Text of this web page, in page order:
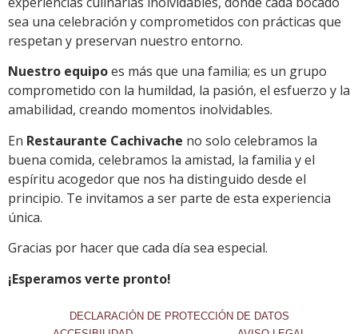
sea una celebración y comprometidos con prácticas que
respetan y preservan nuestro entorno.
Nuestro equipoes más que una familia; es un grupo
comprometido con la humildad, la pasión, el esfuerzo y la
amabilidad, creando momentos inolvidables.
En Restaurante Cachivache no solo celebramos la
buena comida, celebramos la amistad, la familia y el
espíritu acogedor que nos ha distinguido desde el
principio. Te invitamos a ser parte de esta experiencia
única.
Gracias por hacer que cada día sea especial.
¡Esperamos verte pronto!
DECLARACIÓN DE PROTECCIÓN DE DATOS